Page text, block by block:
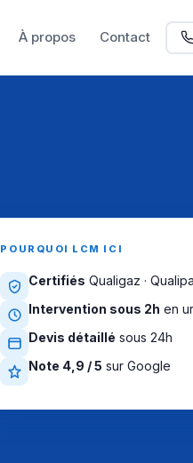
À propos Contact
POURQUOI LCM ICI
Certifiés Qualigaz ·
Intervention sous 2h en
Devis détaillé sous 24h
Note 4,9 / 5 sur Google